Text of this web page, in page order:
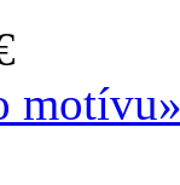
motívu»